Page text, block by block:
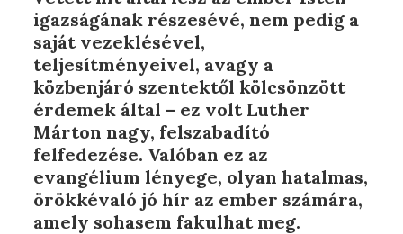
igazságának részesévé, nem pedig a
saját vezeklésével,
teljesítményeivel, avagy a
közbenjáró szentektől kölcsönzött
érdemek által – ez volt Luther
Márton nagy, felszabadító
felfedezése. Valóban ez az
evangélium lényege, olyan hatalmas,
örökkévaló jó hír az ember számára,
amely sohasem fakulhat meg.